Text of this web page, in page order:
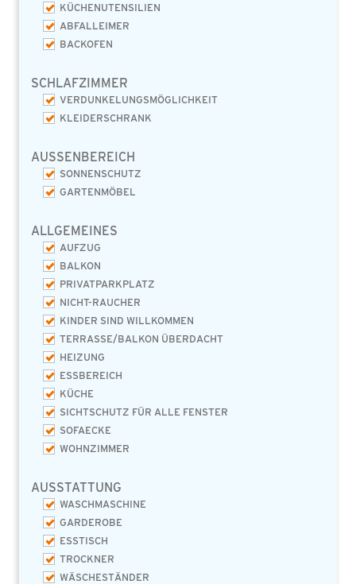
KÜCHENUTENSILIEN
ABFALLEIMER
BACKOFEN
SCHLAFZIMMER
VERDUNKELUNGSMÖGLICHKEIT
KLEIDERSCHRANK
AUSSENBEREICH
SONNENSCHUTZ
GARTENMÖBEL
ALLGEMEINES
AUFZUG
BALKON
PRIVATPARKPLATZ
NICHT-RAUCHER
KINDER SIND WILLKOMMEN
TERRASSE/BALKON ÜBERDACHT
HEIZUNG
ESSBEREICH
KÜCHE
SICHTSCHUTZ FÜR ALLE FENSTER
SOFAECKE
WOHNZIMMER
AUSSTATTUNG
WASCHMASCHINE
GARDEROBE
ESSTISCH
TROCKNER
WÄSCHESTÄNDER